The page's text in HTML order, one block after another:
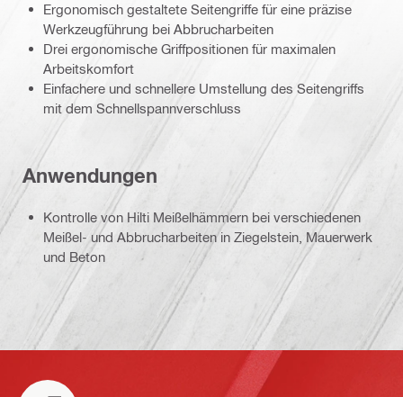
Ergonomisch gestaltete Seitengriffe für eine präzise
Werkzeugführung bei Abbrucharbeiten
Drei ergonomische Griffpositionen für maximalen
Arbeitskomfort
Einfachere und schnellere Umstellung des Seitengriffs
mit dem Schnellspannverschluss
Anwendungen
Kontrolle von Hilti Meißelhämmern bei verschiedenen
Meißel- und Abbrucharbeiten in Ziegelstein, Mauerwerk
und Beton